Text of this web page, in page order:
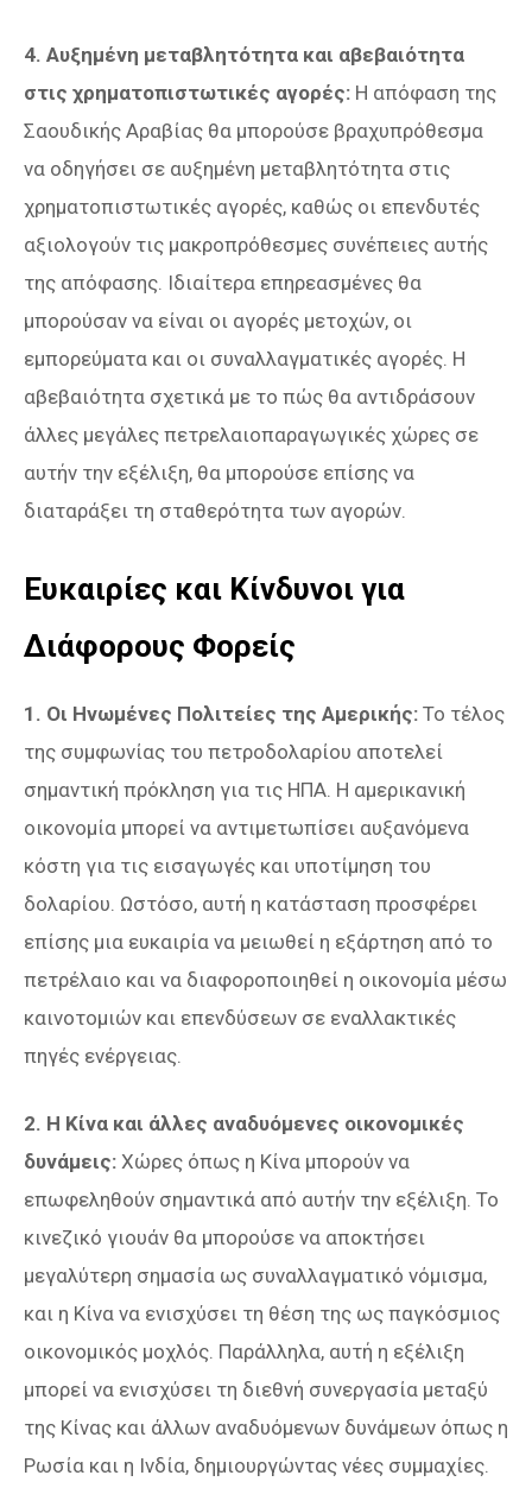
4. Αυξημένη μεταβλητότητα και αβεβαιότητα
στις χρηματοπιστωτικές αγορές: Η απόφαση της
Σαουδικής Αραβίας θα μπορούσε βραχυπρόθεσμα
να οδηγήσει σε αυξημένη μεταβλητότητα στις
χρηματοπιστωτικές αγορές, καθώς οι επενδυτές
αξιολογούν τις μακροπρόθεσμες συνέπειες αυτής
της απόφασης. Ιδιαίτερα επηρεασμένες θα
μπορούσαν να είναι οι αγορές μετοχών, οι
εμπορεύματα και οι συναλλαγματικές αγορές. Η
αβεβαιότητα σχετικά με το πώς θα αντιδράσουν
άλλες μεγάλες πετρελαιοπαραγωγικές χώρες σε
αυτήν την εξέλιξη, θα μπορούσε επίσης να
διαταράξει τη σταθερότητα των αγορών.
Ευκαιρίες και Κίνδυνοι για
Διάφορους Φορείς
1. Οι Ηνωμένες Πολιτείες της Αμερικής: Το τέλος
της συμφωνίας του πετροδολαρίου αποτελεί
σημαντική πρόκληση για τις ΗΠΑ. Η αμερικανική
οικονομία μπορεί να αντιμετωπίσει αυξανόμενα
κόστη για τις εισαγωγές και υποτίμηση του
δολαρίου. Ωστόσο, αυτή η κατάσταση προσφέρει
επίσης μια ευκαιρία να μειωθεί η εξάρτηση από το
πετρέλαιο και να διαφοροποιηθεί η οικονομία μέσω
καινοτομιών και επενδύσεων σε εναλλακτικές
πηγές ενέργειας.
2. Η Κίνα και άλλες αναδυόμενες οικονομικές
δυνάμεις: Χώρες όπως η Κίνα μπορούν να
επωφεληθούν σημαντικά από αυτήν την εξέλιξη. Το
κινεζικό γιουάν θα μπορούσε να αποκτήσει
μεγαλύτερη σημασία ως συναλλαγματικό νόμισμα,
και η Κίνα να ενισχύσει τη θέση της ως παγκόσμιος
οικονομικός μοχλός. Παράλληλα, αυτή η εξέλιξη
μπορεί να ενισχύσει τη διεθνή συνεργασία μεταξύ
της Κίνας και άλλων αναδυόμενων δυνάμεων όπως η
Ρωσία και η Ινδία, δημιουργώντας νέες συμμαχίες.